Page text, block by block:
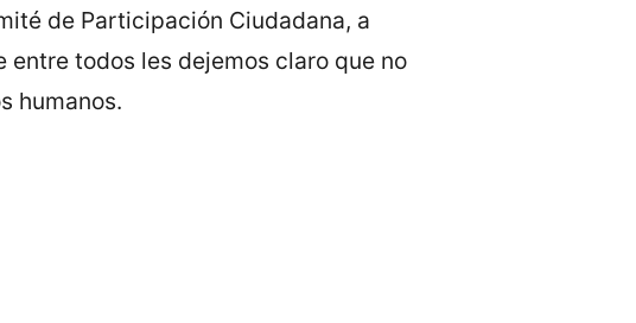
de Participación Ciudadana, a
todos les dejemos claro que no
humanos.